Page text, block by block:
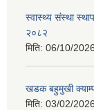
स्वास्थ्य संस्था
२०८२
मिति: 06/10/
खडक बहुमुखी
मिति: 03/02/